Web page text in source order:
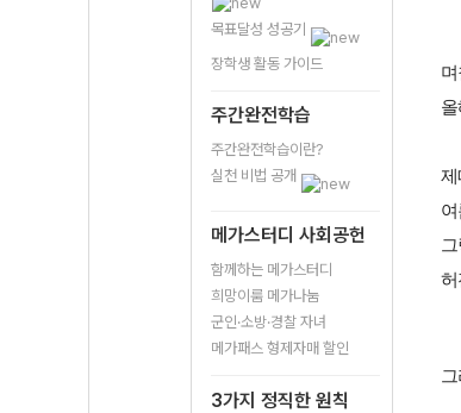
목표달성 성공기
장학생 활동 가이드
주간완전학습
주간완전학습이란?
실천 비법 공개
메가스터디 사회공헌
함께하는 메가스터디
희망이룸 메가나눔
군인·소방·경찰 자녀
메가패스 형제자매 할인
3가지 정직한 원칙
며
제
허